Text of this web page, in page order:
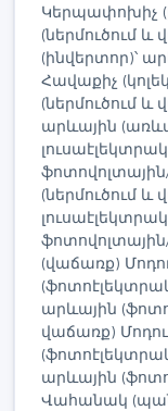
Կերպափոխիչ
(ներմուծում
(ինվերտոր)՝
Հավաքիչ
(ներմուծում և
արևային
(ներմուծում
(վաճառք)
արևային
վաճառք)
արևային
Վահանակ